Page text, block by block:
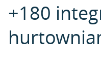
+180